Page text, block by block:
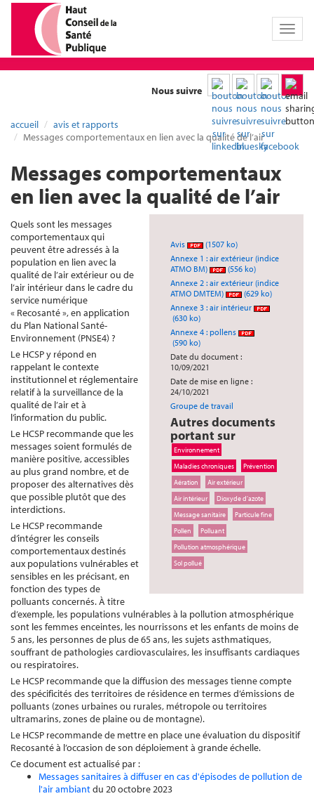
Toggle
Nous suivre
accueil
avis et rapports
Messages comportementaux en lien avec la qualité de l’air
Messages comportementaux
en lien avec la qualité de l’air
Avis
(1507 ko)
Annexe 1 : air extérieur (indice
ATMO BM)
(556 ko)
Annexe 2 : air extérieur (indice
ATMO DMTEM)
(629 ko)
Annexe 3 : air intérieur
(630 ko)
Annexe 4 : pollens
(590 ko)
Date du document :
10/09/2021
Date de mise en ligne :
24/10/2021
Groupe de travail
Autres documents
portant sur
Environnement
Maladies chroniques
Prévention
Aération
Air extérieur
Air intérieur
Dioxyde d’azote
Message sanitaire
Particule fine
Pollen
Polluant
Pollution atmosphérique
Sol pollué
Quels sont les messages
comportementaux qui
peuvent être adressés à la
population en lien avec la
qualité de l’air extérieur ou de
l’air intérieur dans le cadre du
service numérique
« Recosanté », en application
du Plan National Santé-
Environnement (PNSE4) ?
Le HCSP y répond en
rappelant le contexte
institutionnel et réglementaire
relatif à la surveillance de la
qualité de l’air et à
l’information du public.
Le HCSP recommande que les
messages soient formulés de
manière positive, accessibles
au plus grand nombre, et de
proposer des alternatives dès
que possible plutôt que des
interdictions.
Le HCSP recommande
d’intégrer les conseils
comportementaux destinés
aux populations vulnérables et
sensibles en les précisant, en
fonction des types de
polluants concernés. À titre
d’exemple, les populations vulnérables à la pollution atmosphérique
sont les femmes enceintes, les nourrissons et les enfants de moins de
5 ans, les personnes de plus de 65 ans, les sujets asthmatiques,
souffrant de pathologies cardiovasculaires, les insuffisants cardiaques
ou respiratoires.
Le HCSP recommande que la diffusion des messages tienne compte
des spécificités des territoires de résidence en termes d’émissions de
polluants (zones urbaines ou rurales, métropole ou territoires
ultramarins, zones de plaine ou de montagne).
Le HCSP recommande de mettre en place une évaluation du dispositif
Recosanté à l’occasion de son déploiement à grande échelle.
Ce document est actualisé par :
Messages sanitaires à diffuser en cas d'épisodes de pollution de
l'air ambiantdu 20 octobre 2023